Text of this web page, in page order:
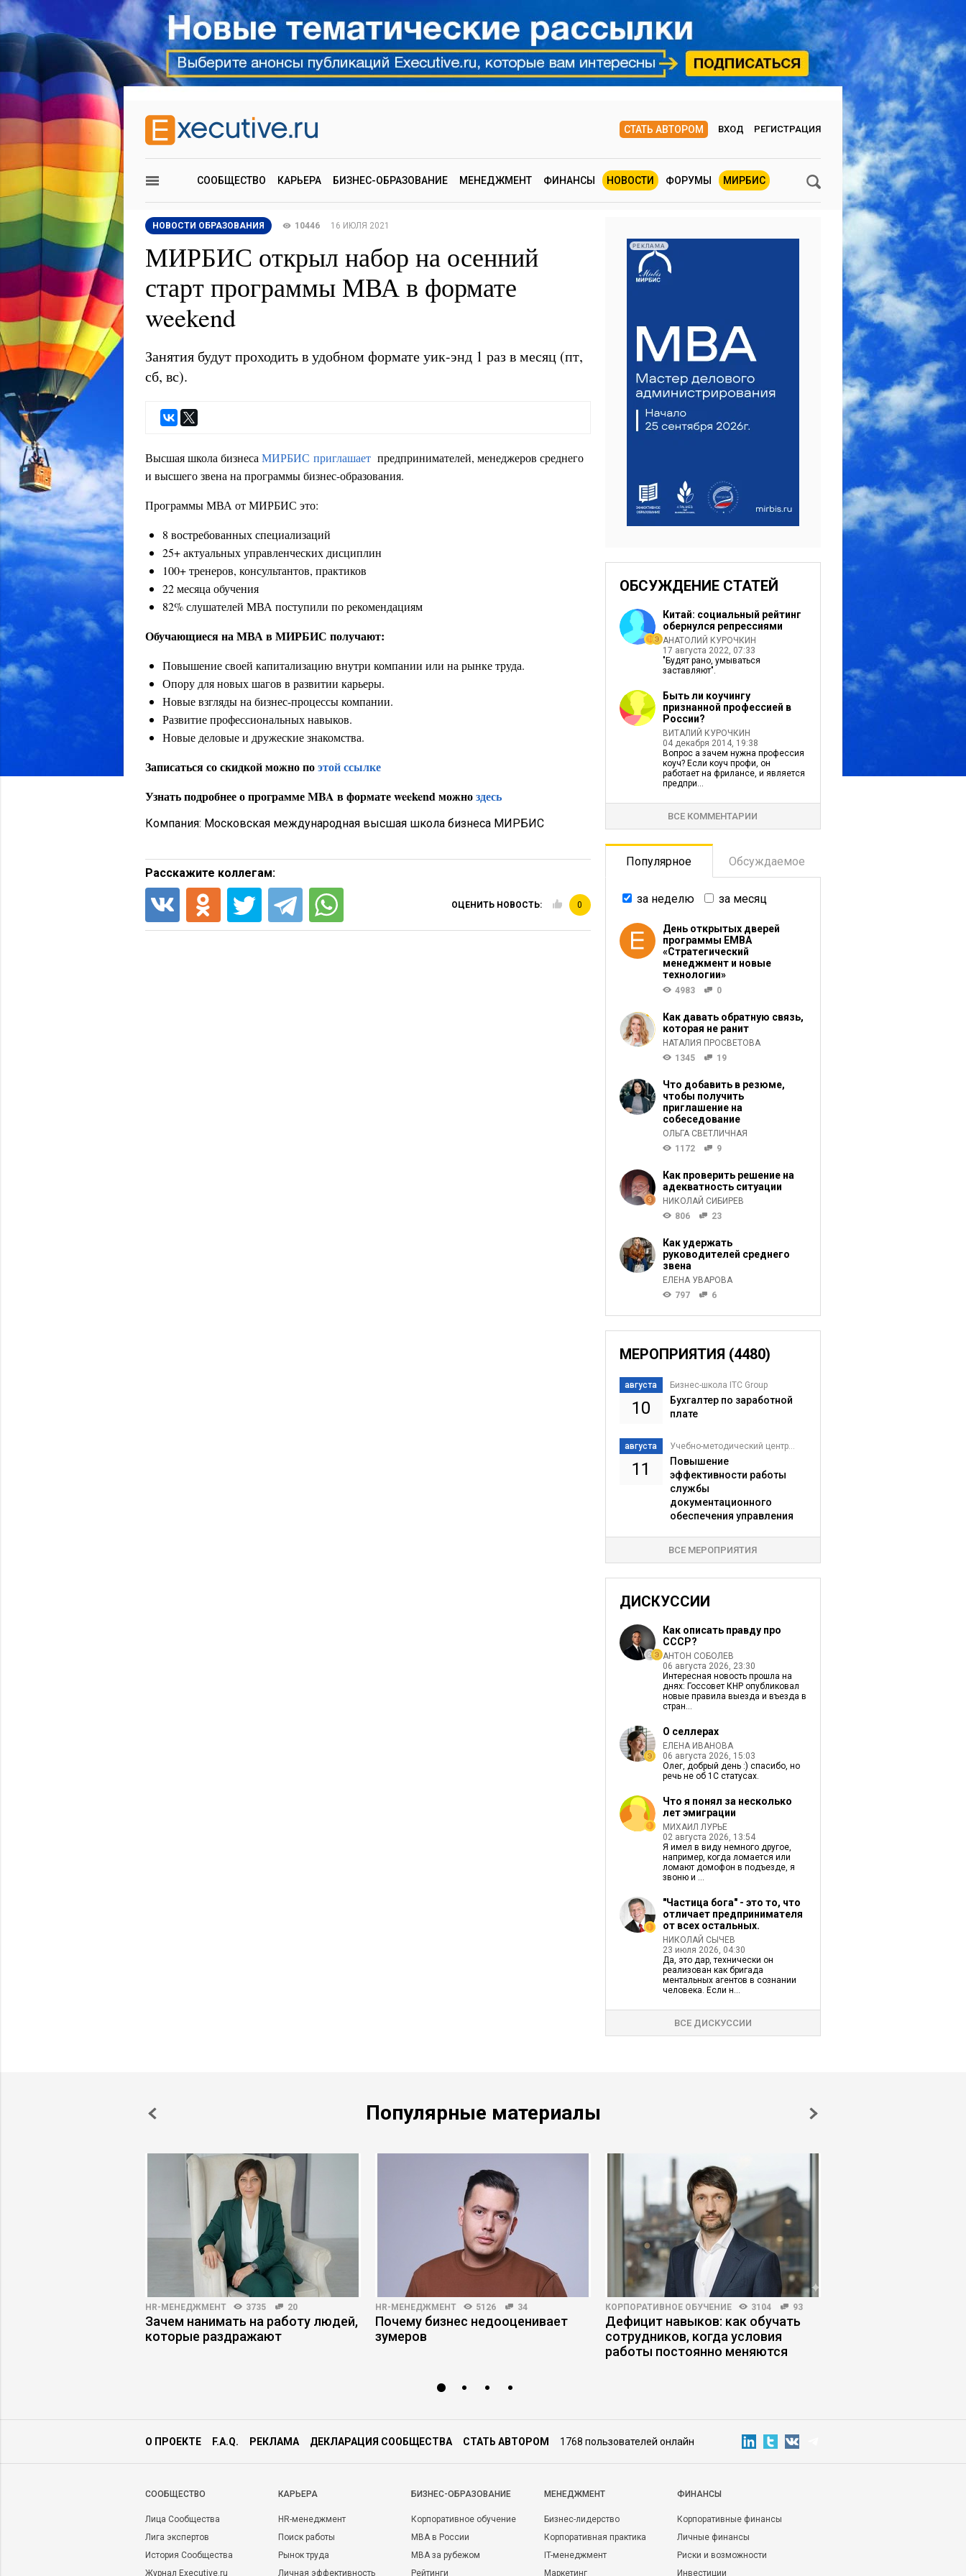
СТАТЬ АВТОРОМ ВХОД РЕГИСТРАЦИЯ
СООБЩЕСТВО КАРЬЕРА БИЗНЕС-ОБРАЗОВАНИЕ МЕНЕДЖМЕНТ ФИНАНСЫ НОВОСТИ ФОРУМЫ МИРБИС
НОВОСТИ ОБРАЗОВАНИЯ 10446 16 ИЮЛЯ 2021
МИРБИС открыл набор на осенний
старт программы МВА в формате
weekend
Занятия будут проходить в удобном формате уик-энд 1 раз в месяц (пт,
сб, вс).
Высшая школа бизнеса МИРБИС приглашает предпринимателей, менеджеров среднего
и высшего звена на программы бизнес-образования.
Программы МВА от МИРБИС это:
8 востребованных специализаций
25+ актуальных управленческих дисциплин
100+ тренеров, консультантов, практиков
22 месяца обучения
82% слушателей МВА поступили по рекомендациям
Обучающиеся на МВА в МИРБИС получают:
Повышение своей капитализацию внутри компании или на рынке труда.
Опору для новых шагов в развитии карьеры.
Новые взгляды на бизнес-процессы компании.
Развитие профессиональных навыков.
Новые деловые и дружеские знакомства.
Записаться со скидкой можно поэтой ссылке
Узнать подробнее о программе MBA в формате weekend можноздесь
Компания: Московская международная высшая школа бизнеса МИРБИС
Расскажите коллегам:
ОЦЕНИТЬ НОВОСТЬ: 0
РЕКЛАМА
ОБСУЖДЕНИЕ СТАТЕЙ
Китай: социальный рейтинг
обернулся репрессиями
АНАТОЛИЙ КУРОЧКИН
17 августа 2022, 07:33
"Будят рано, умываться
заставляют".
Быть ли коучингу
признанной профессией в
России?
ВИТАЛИЙ КУРОЧКИН
04 декабря 2014, 19:38
Вопрос а зачем нужна профессия
коуч? Если коуч профи, он
работает на фрилансе, и является
предпри...
ВСЕ КОММЕНТАРИИ
Популярное Обсуждаемое
за неделю за месяц
День открытых дверей
программы ЕМВА
«Стратегический
менеджмент и новые
технологии»
4983 0
Как давать обратную связь,
которая не ранит
НАТАЛИЯ ПРОСВЕТОВА
1345
19
Что добавить в резюме,
чтобы получить
приглашение на
собеседование
ОЛЬГА СВЕТЛИЧНАЯ
1172
9
Как проверить решение на
адекватность ситуации
НИКОЛАЙ СИБИРЕВ
806
23
Как удержать
руководителей среднего
звена
ЕЛЕНА УВАРОВА
797
6
МЕРОПРИЯТИЯ (4480)
августа
10
Бизнес-школа ITC Group
Бухгалтер по заработной
плате
августа
11
Учебно-методический центр...
Повышение
эффективности работы
службы
документационного
обеспечения управления
ВСЕ МЕРОПРИЯТИЯ
ДИСКУССИИ
Как описать правду про
СССР?
АНТОН СОБОЛЕВ
06 августа 2026, 23:30
Интересная новость прошла на
днях: Госсовет КНР опубликовал
новые правила выезда и въезда в
стран...
О селлерах
ЕЛЕНА ИВАНОВА
06 августа 2026, 15:03
Олег, добрый день :) спасибо, но
речь не об 1С статусах.
Что я понял за несколько
лет эмиграции
МИХАИЛ ЛУРЬЕ
02 августа 2026, 13:54
Я имел в виду немного другое,
например, когда ломается или
ломают домофон в подъезде, я
звоню и ...
"Частица бога" - это то, что
отличает предпринимателя
от всех остальных.
НИКОЛАЙ СЫЧЕВ
23 июля 2026, 04:30
Да, это дар, технически он
реализован как бригада
ментальных агентов в сознании
человека. Если н...
ВСЕ ДИСКУССИИ
Популярные материалы
HR-МЕНЕДЖМЕНТ 3735 20
Зачем нанимать на работу людей,
которые раздражают
HR-МЕНЕДЖМЕНТ 5126 34
Почему бизнес недооценивает
зумеров
КОРПОРАТИВНОЕ ОБУЧЕНИЕ 3104 93
Дефицит навыков: как обучать
сотрудников, когда условия
работы постоянно меняются
О ПРОЕКТЕ F.A.Q. РЕКЛАМА ДЕКЛАРАЦИЯ СООБЩЕСТВА СТАТЬ АВТОРОМ 1768 пользователей онлайн
CООБЩЕСТВО
Лица Сообщества
Лига экспертов
История Сообщества
Журнал Executive.ru
КАРЬЕРА
HR-менеджмент
Поиск работы
Рынок труда
Личная эффективность
БИЗНЕС-ОБРАЗОВАНИЕ
Корпоративное обучение
MBA в России
MBA за рубежом
Рейтинги
МЕНЕДЖМЕНТ
Бизнес-лидерство
Корпоративная практика
IT-менеджмент
Маркетинг
ФИНАНСЫ
Корпоративные финансы
Личные финансы
Риски и возможности
Инвестиции